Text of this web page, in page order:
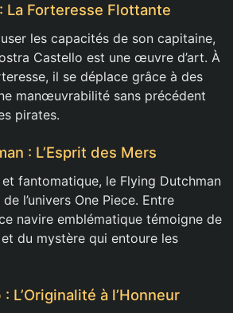
La Forteresse Flottante
les capacités de son capitaine,
Castello est une œuvre d’art. À
il se déplace grâce à des
manœuvrabilité sans précédent
pirates.
: L’Esprit des Mers
fantomatique, le Flying Dutchman
l’univers One Piece. Entre
navire emblématique témoigne de
du mystère qui entoure les
L’Originalité à l’Honneur